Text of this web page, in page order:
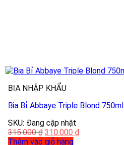
BIA NHẬP KHẨU
Bia Bỉ Abbaye Triple Blond 750ml
SKU: Đang cập nhật
315.000₫ 310.000 ₫
Thêm vào giỏ hàng